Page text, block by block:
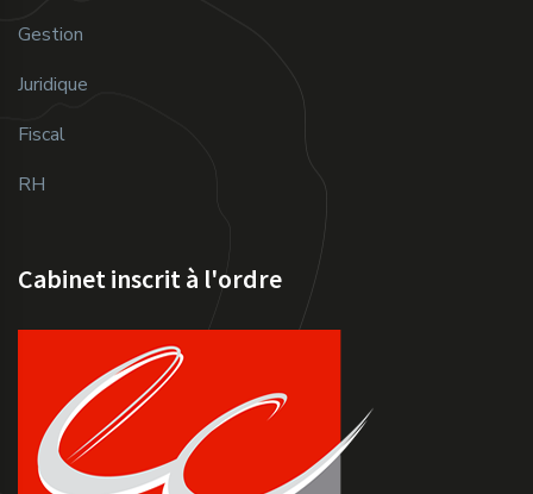
Gestion
Juridique
Fiscal
RH
Cabinet inscrit à l'ordre